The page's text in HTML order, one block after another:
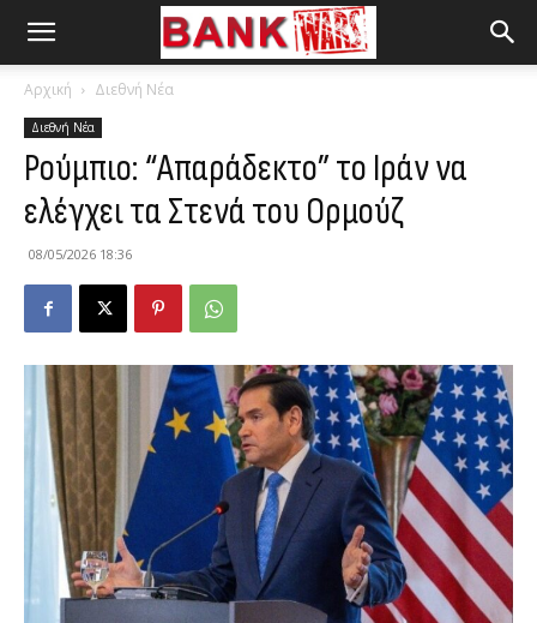
Αρχική Διεθνή Νέα
Διεθνή Νέα
Ρούμπιο: “Απαράδεκτο” το Ιράν να
ελέγχει τα Στενά του Ορμούζ
08/05/2026 18:36